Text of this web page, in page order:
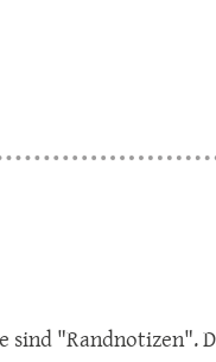
"Randnotizen".